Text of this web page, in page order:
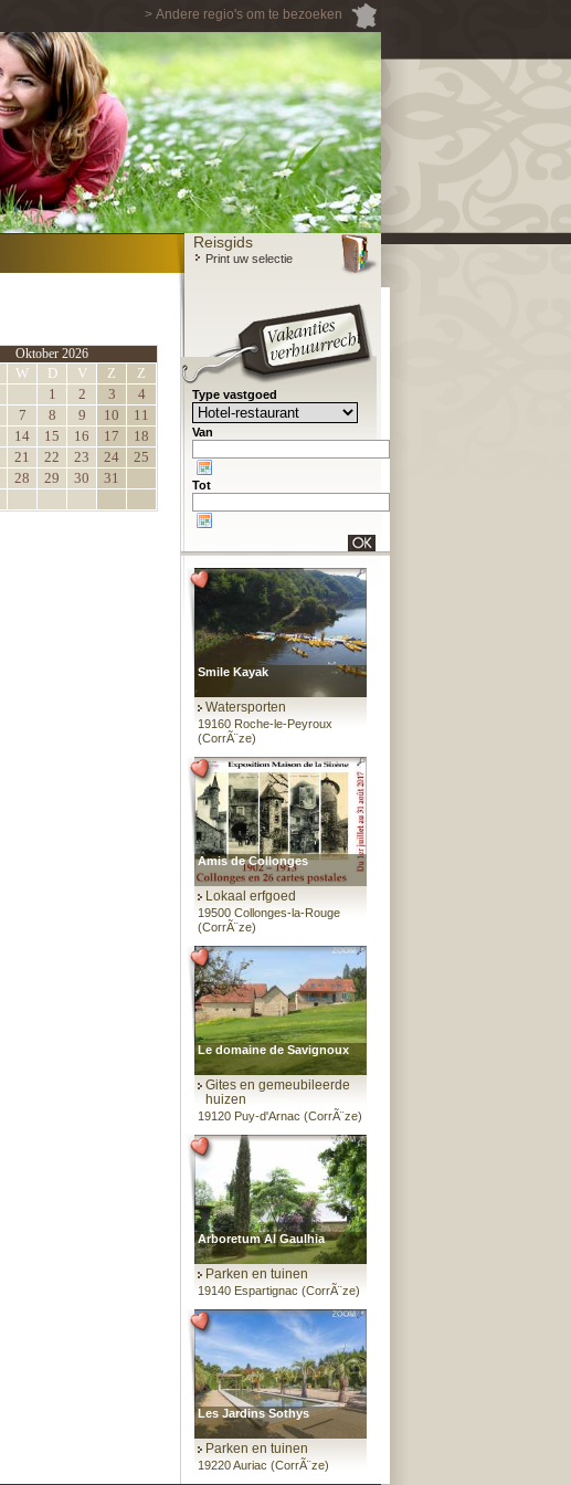
> Andere regio's om te bezoeken
Reisgids
Print uw selectie
Oktober 2026
W D V Z
Z
1
2 3
4
7 8 9 10
11
14 15 16 17
18
21 22 23 24
25
28 29 30 31
Type vastgoed
Van
Tot
Smile Kayak
Watersporten
19160 Roche-le-Peyroux
(CorrÃ¨ze)
Amis de Collonges
Lokaal erfgoed
19500 Collonges-la-Rouge
(CorrÃ¨ze)
Le domaine de Savignoux
Gites en gemeubileerde
huizen
19120 Puy-d'Arnac (CorrÃ¨ze)
Arboretum Al Gaulhia
Parken en tuinen
19140 Espartignac (CorrÃ¨ze)
Les Jardins Sothys
Parken en tuinen
19220 Auriac (CorrÃ¨ze)